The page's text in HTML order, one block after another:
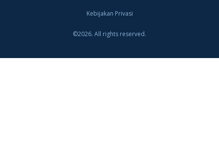
©2026. All rights reserved.
Kebijakan Privasi